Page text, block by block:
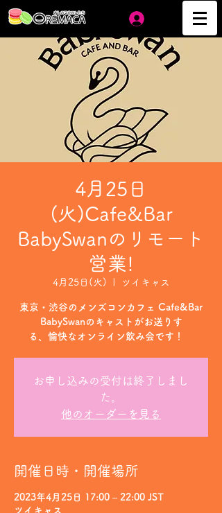
4月25日
(火)Cafe&Bar
BabySwanのリモート
営業!
4月25日(火) ツイキャス
東京・渋谷のメンズコンカフェ Cafe&Bar
BabySwanのキャストがお送りす
る、愉快なオンライン飲み会です！
お申し込みの受付は終了しまし
た。
他のオーダーを見る
開催日時・開催場所
2023年4月25日 17:00 – 22:00 JST
ツイキャス